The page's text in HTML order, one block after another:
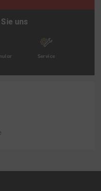
uns
Service